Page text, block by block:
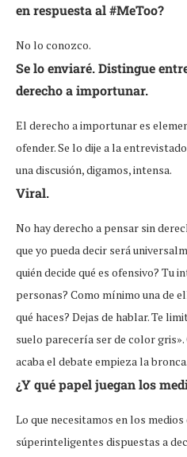
en respuesta al #MeToo?
No lo conozco.
Se lo enviaré. Distingue
derecho a importunar.
El derecho a importunar es
ofender. Se lo dije a la
una discusión, digamos, intensa.
Viral.
No hay derecho a pensar sin
que yo pueda decir será
quién decide qué es ofensivo? Tu
personas? Como mínimo una de
qué haces? Dejas de hablar. Te
suelo parecería ser de color gris».
acaba el debate empieza la bronca.
¿Y qué papel juegan los
Lo que necesitamos en los
súperinteligentes dispuestas a